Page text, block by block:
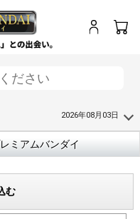
2026年08月03日
ミアムバンダイ
む